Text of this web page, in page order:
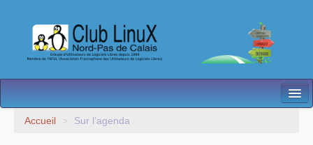
L’Association
Accueil > Sur l’agenda